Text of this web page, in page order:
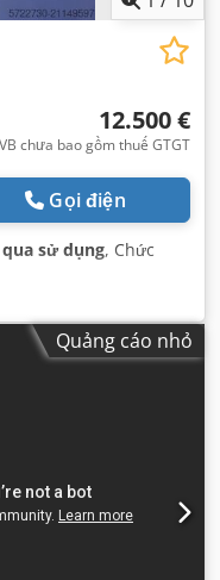
12.500 €
chưa bao gồm thuế GTGT
Gọi điện
sử dụng, Chức
Quảng cáo nhỏ